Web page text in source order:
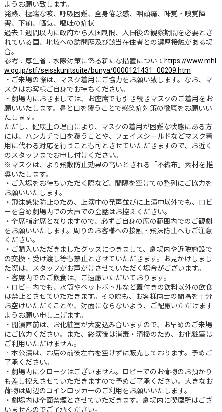
ようお願い致します。
発熱、極端な咳、呼吸困難、全身倦怠感、咽頭痛、味覚・嗅覚障
害、下痢、嘔気、嘔吐の症状
過去１週間以内に政府から入国制限、入国後の観察期間を必要とさ
れている国、地域への訪問歴及び該当在住者との濃厚接触がある場
合。
参考：厚生省：水際対策に係る新たな措置について https://www.mhl
w.go.jp/stf/seisakunitsuite/bunya/0000121431_00209.htm
・ご来場の際は、マスク着用にご協力をお願い致します。なお、マ
スクはお客様ご自身でお持ちください。
・劇場内におきましては、お座席でも引き続きマスクのご着⽤をお
願いいたします。鼻と口を覆うことで感染症対策の徹底をお願いい
たします。
ただし、健康上の理由により、マスクの着用が困難な状態にある方
には、ハンカチで口を覆うことや、フェイスシールドなどマスク着
用に代わる対応を行うことも可とさせていただきますので、お近く
のスタッフまでお申し付けください。
※マスクは、より飛散防止効果の高いとされる「不織布」素材を推
奨いたします。
・ご入場をお待ちいただく際など、間隔を空けての整列にご協力を
お願いいたします。
・飛沫感染防止のため、上演中の発声並びに上演中以外でも、ロビ
ーを含め劇場内での大声での会話はお控えください。
・全席指定席となりますので、必ずご自身の席の範囲内でのご観劇
をお願いいたします。周りのお客様への接触・飛沫防止へもご注意
ください。
・ご購入いただきましたグッズにつきまして、劇場内や近隣施設で
の交換・受け渡し等も禁止とさせていただきます。お見かけしまし
た際は、スタッフがお声がけさせていただく場合がございます。
・客席内でのご飲食は、ご遠慮いただいております。
・ロビー内でも、水筒やペットボトルなど蓋付きの飲料以外の飲食
は禁止とさせていただきます。その際も、お客様同士の間隔を十分
お空けいただくことや、対面にならないよう、ご配慮いただけます
ようお願い申し上げます。
・開演直前は、お化粧室が大変込み合いますので、お早めのご来場
にご協力ください。また、終演後は消毒・清掃のため、お化粧室は
ご利用いただけません。
・本公演は、お席の前後左右を空けずに販売しております。予めご
了承ください。
・劇場内にクロークはございません。ロビーでのお荷物のお預かり
も差し控えさせていただきますので予めご了承ください。大きなお
荷物は周辺のコインロッカーのご利用をお願いいたします。
・劇場内は全面禁煙とさせていただきます。劇場内に喫煙所はござ
いませんのでご了承ください。